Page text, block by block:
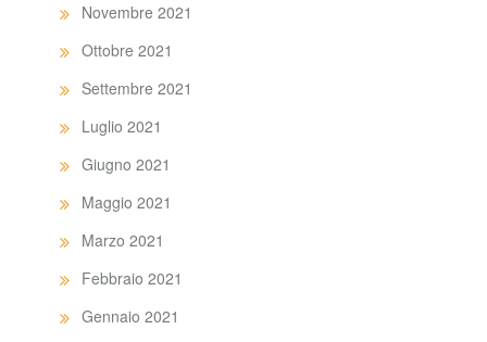
Novembre 2021
Ottobre 2021
Settembre 2021
Luglio 2021
Giugno 2021
Maggio 2021
Marzo 2021
Febbraio 2021
Gennaio 2021